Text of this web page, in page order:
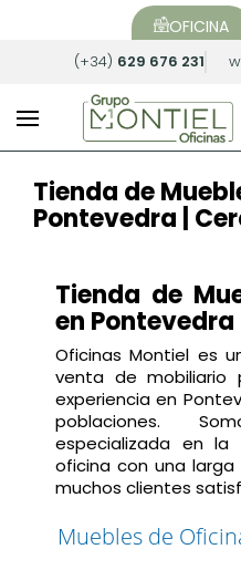
OFICINA
(+34) 629 676 231
Tienda de
Pontevedra |
Tienda de
en Pontevedra
Oficinas Montiel es
venta de mobiliario
experiencia en
poblaciones.
especializada en
oficina con una
muchos clientes
Muebles de